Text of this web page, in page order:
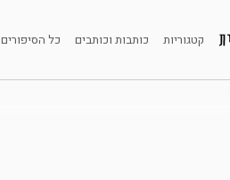
קטגוריות כותבות וכותבים כל הסיפורים